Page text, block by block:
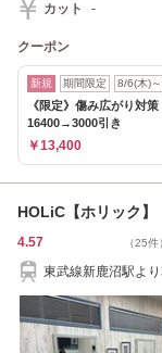
カット -
クーポン
新規 期間限定 8/6(木)
《限定》傷み広がり対
16400→3000引き
￥13,400
HOLiC【ホリック】
4.57 （25件
東武線新鹿沼駅よ